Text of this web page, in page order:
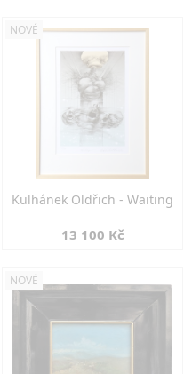
NOVÉ
Kulhánek Oldřich - Waiting
13 100 Kč
NOVÉ